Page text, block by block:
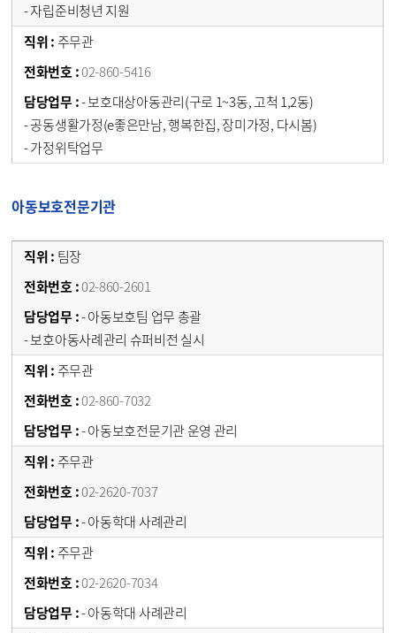
- 자립준비청년 지원
주무관
02-860-5416
- 보호대상아동관리(구로 1~3동, 고척 1,2동)
- 공동생활가정(e좋은만남, 행복한집, 장미가정, 다시봄)
- 가정위탁업무
아동보호전문기관
팀장
02-860-2601
- 아동보호팀 업무 총괄
- 보호아동사례관리 슈퍼비전 실시
주무관
02-860-7032
- 아동보호전문기관 운영 관리
주무관
02-2620-7037
- 아동학대 사례관리
주무관
02-2620-7034
- 아동학대 사례관리